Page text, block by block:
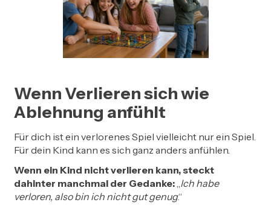
Wenn Verlieren sich wie
Ablehnung anfühlt
Für dich ist ein verlorenes Spiel vielleicht nur ein Spiel.
Für dein Kind kann es sich ganz anders anfühlen.
Wenn ein Kind nicht verlieren kann, steckt
dahinter manchmal der Gedanke:„Ich habe
verloren, also bin ich nicht gut genug.“